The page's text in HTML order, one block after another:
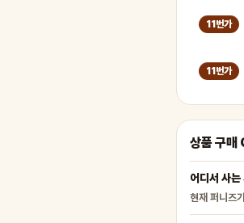
11번가
11번가
상품 구매
어디서 사
현재 퍼니즈